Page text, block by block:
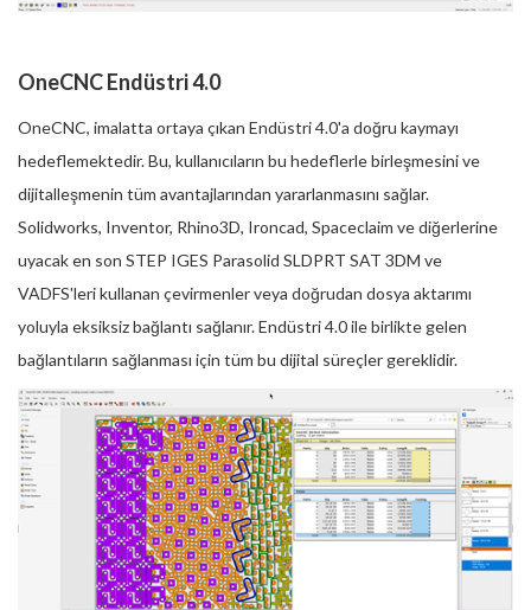
OneCNC Endüstri 4.0
OneCNC, imalatta ortaya çıkan Endüstri 4.0'a doğru kaymayı
hedeflemektedir. Bu, kullanıcıların bu hedeflerle birleşmesini ve
dijitalleşmenin tüm avantajlarından yararlanmasını sağlar.
Solidworks, Inventor, Rhino3D, Ironcad, Spaceclaim ve diğerlerine
uyacak en son STEP IGES Parasolid SLDPRT SAT 3DM ve
VADFS'leri kullanan çevirmenler veya doğrudan dosya aktarımı
yoluyla eksiksiz bağlantı sağlanır. Endüstri 4.0 ile birlikte gelen
bağlantıların sağlanması için tüm bu dijital süreçler gereklidir.